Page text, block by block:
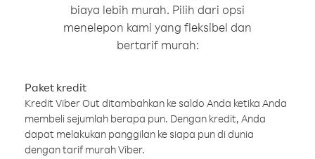
biaya lebih murah. Pilih dari opsi
menelepon kami yang fleksibel dan
bertarif murah:
Paket kredit
Kredit Viber Out ditambahkan ke saldo Anda ketika Anda
membeli sejumlah berapa pun. Dengan kredit, Anda
dapat melakukan panggilan ke siapa pun di dunia
dengan tarif murah Viber.